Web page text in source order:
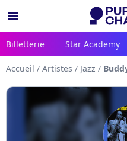
menu
Billetterie Star Academy
Accueil / Artistes / Jazz /